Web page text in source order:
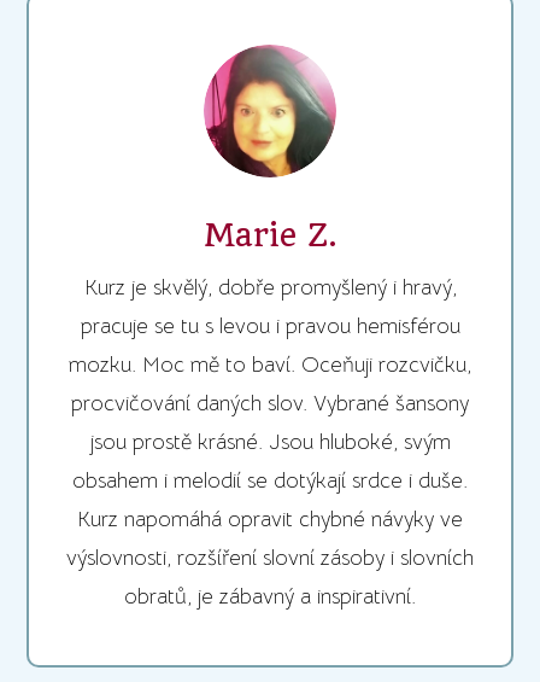
Marie Z.
Kurz je skvělý, dobře promyšlený i hravý,
pracuje se tu s levou i pravou hemisférou
mozku. Moc mě to baví. Oceňuji rozcvičku,
procvičování daných slov. Vybrané šansony
jsou prostě krásné. Jsou hluboké, svým
obsahem i melodií se dotýkají srdce i duše.
Kurz napomáhá opravit chybné návyky ve
výslovnosti, rozšíření slovní zásoby i slovních
obratů, je zábavný a inspirativní.